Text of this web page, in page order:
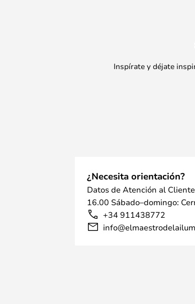
Inspírate y déjate
¿Necesita orientación?
Datos de Atención al
16.00 Sábado–domingo:
+34 911438772